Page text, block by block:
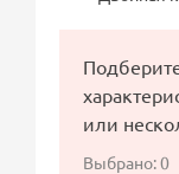
или
Выбрано:0